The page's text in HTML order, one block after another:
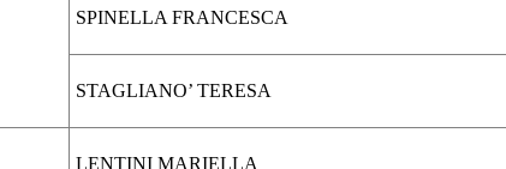
SPINELLA FRANCESCA
STAGLIANO’ TERESA
LENTINI MARIELLA